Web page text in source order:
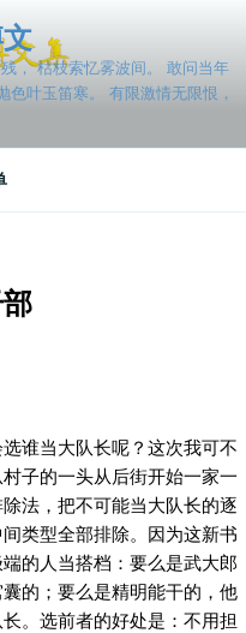
， 枯枝索忆雾波间。 敢问当年
叶玉笛寒。 有限激情无限恨，
谁当大队长呢？这次我可不
子的一头从后街开始一家一
法，把不可能当大队长的逐
类型全部排除。因为这新书
的人当搭档：要么是武大郎
的；要么是精明能干的，他
。选前者的好处是：不用担